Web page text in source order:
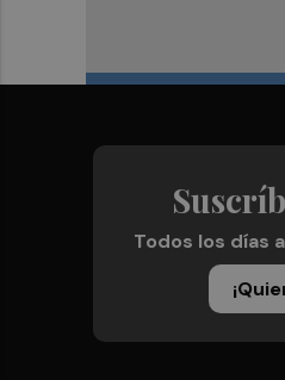
Todos los días